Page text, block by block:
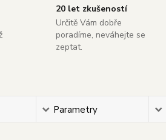
20 let zkušeností
Určitě Vám dobře
poradíme, neváhejte se
zeptat.
Parametry